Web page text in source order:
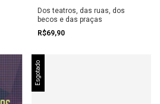
Dos teatros, das ruas, dos
becos e das praças
R$69,90
Esgotado